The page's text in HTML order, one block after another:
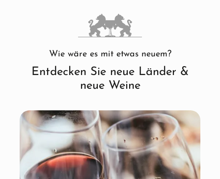
Wie wäre es mit etwas neuem?
Entdecken Sie neue Länder &
neue Weine